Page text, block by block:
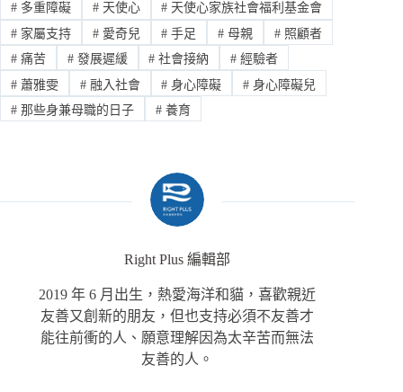
#多重障礙 #天使心 # 天使心家族社會福利基金會
#家屬支持 #愛奇兒 # 手足 # 母親 # 照顧者
#痛苦 #發展遲緩 # 社會接納 # 經驗者
#蕭雅雯 #融入社會 # 身心障礙 # 身心障礙兒
#那些身兼母職的日子 #養育
Right Plus 編輯部
2019 年 6 月出生，熱愛海洋和貓，喜歡親近
友善又創新的朋友，但也支持必須不友善才
能往前衝的人、願意理解因為太辛苦而無法
友善的人。